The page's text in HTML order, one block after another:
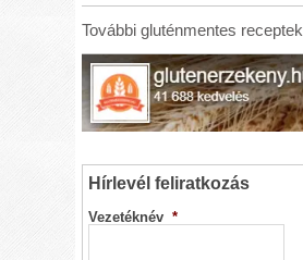
További gluténmentes receptek
Hírlevél feliratkozás
Vezetéknév *